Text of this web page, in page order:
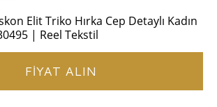
Elit Triko Hırka Cep Detaylı Kadın
| Reel Tekstil
FİYAT ALIN